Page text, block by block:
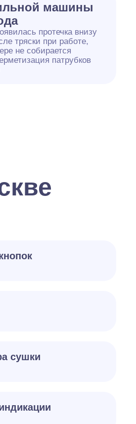
машины
протечка внизу
тряски при работе,
не собирается
патрубков
сушки